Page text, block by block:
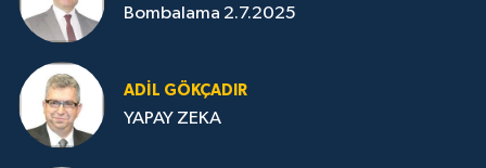
Bombalama 2.7.2025
ADIL GÖKÇADIR
YAPAY ZEKA